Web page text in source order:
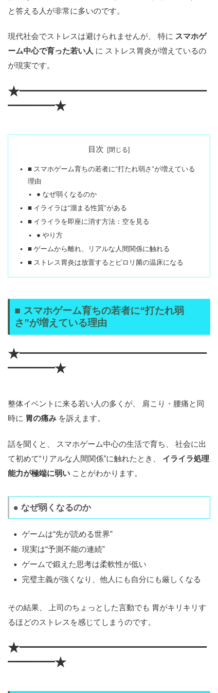
と答える人が非常に多いのです。
現代社会でストレスは避けられませんが、 特に スマホゲ
ーム中心で育った若い人 に ストレス胃炎が増えているの
が現実です。
★━━━━━━━━━━━━━━━━
━━━━★
目次
■ スマホゲーム育ちの若者に“打たれ弱さ”が増えている
理由
● なぜ弱くなるのか
■ イライラは“溜まる性質”がある
■ イライラを即座に消す方法：空を見る
● やり方
■ ゲームから離れ、リアルな人間関係に触れる
■ ストレス胃炎は放置するとピロリ菌の温床になる
■ スマホゲーム育ちの若者に“打たれ弱
さ”が増えている理由
★━━━━━━━━━━━━━━━━
━━━━★
整体イベントに来る若い人の多くが、 肩こり・腰痛と同
時に 胃の痛み を訴えます。
話を聞くと、 スマホゲーム中心の生活で育ち、 社会に出
て初めて“リアルな人間関係”に触れたとき、 イライラ処理
能力が極端に弱い ことがわかります。
● なぜ弱くなるのか
ゲームは“先が読める世界”
現実は“予測不能の連続”
ゲームで鍛えた思考は柔軟性が低い
完璧主義が強くなり、他人にも自分にも厳しくなる
その結果、 上司のちょっとした言動でも 胃がキリキリす
るほどのストレスを感じてしまうのです。
★━━━━━━━━━━━━━━━━
━━━━★